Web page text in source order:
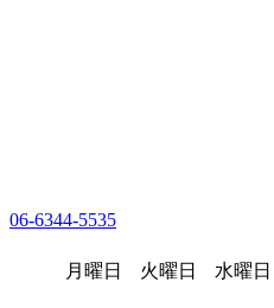
06-6344-5535
月曜日 火曜日 水曜日